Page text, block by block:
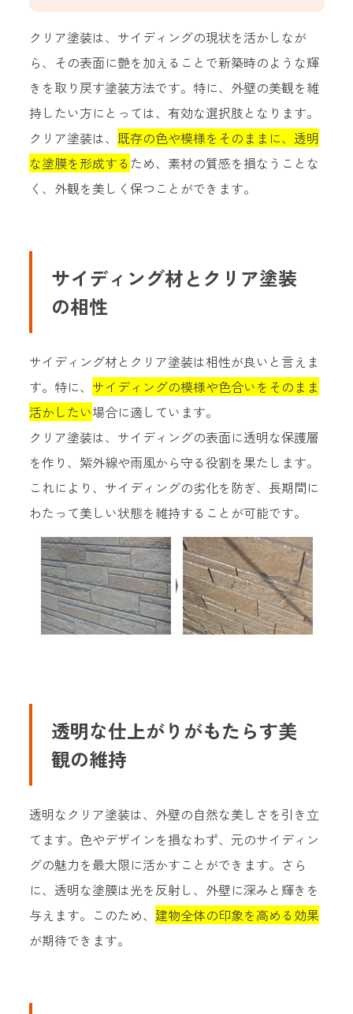
クリア塗装は、サイディングの現状を活かしなが
ら、その表面に艶を加えることで新築時のような輝
きを取り戻す塗装方法です。特に、外壁の美観を維
持したい方にとっては、有効な選択肢となります。
クリア塗装は、 既存の色や模様をそのままに、透明
な塗膜を形成する ため、素材の質感を損なうことな
く、外観を美しく保つことができます。
サイディング材とクリア塗装
の相性
サイディング材とクリア塗装は相性が良いと言えま
す。特に、 サイディングの模様や色合いをそのまま
活かしたい場合に適しています。
クリア塗装は、サイディングの表面に透明な保護層
を作り、紫外線や雨風から守る役割を果たします。
これにより、サイディングの劣化を防ぎ、長期間に
わたって美しい状態を維持することが可能です。
透明な仕上がりがもたらす美
観の維持
透明なクリア塗装は、外壁の自然な美しさを引き立
てます。 色やデザインを損なわず、元のサイディン
グの魅力を最大限に活かすことができます。さら
に、透明な塗膜は光を反射し、外壁に深みと輝きを
与えます。このため、 建物全体の印象を高める効果
が期待できます。